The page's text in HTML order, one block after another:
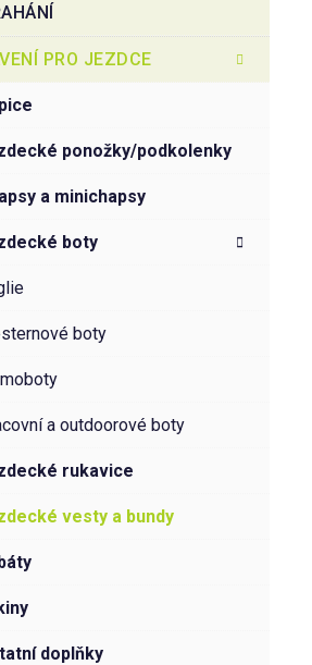
PRO JEZDCE
ponožky/podkolenky
a minichapsy
boty
boty
a outdoorové boty
rukavice
vesty a bundy
doplňky